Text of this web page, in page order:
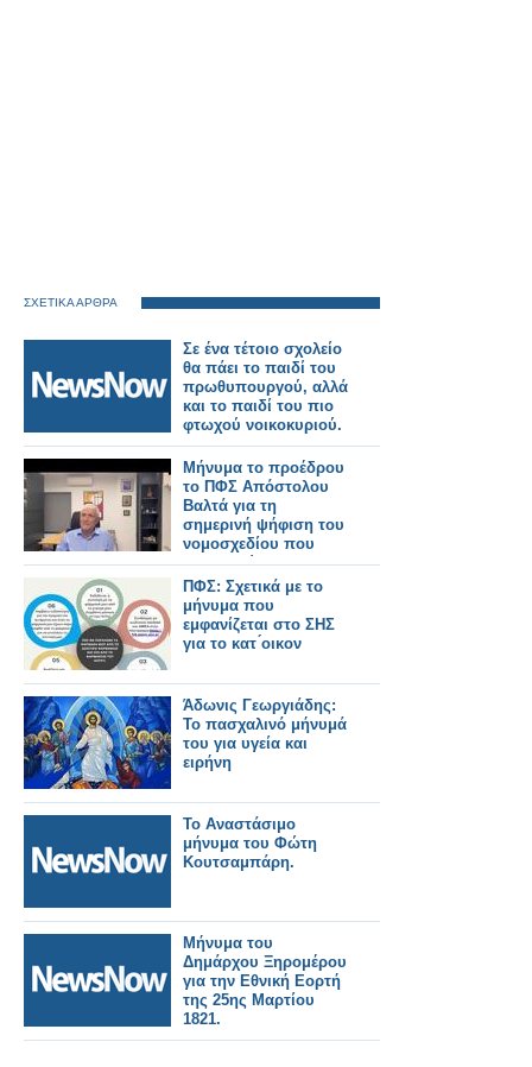
ΣΧΕΤΙΚΑ ΑΡΘΡΑ
Σε ένα τέτοιο σχολείο
θα πάει το παιδί του
πρωθυπουργού, αλλά
και το παιδί του πιο
φτωχού νοικοκυριού.
Μήνυμα το προέδρου
το ΠΦΣ Απόστολου
Βαλτά για τη
σημερινή ψήφιση του
νομοσχεδίου που
κατοχυρώνει τα
φαρμακεία μας
ΠΦΣ: Σχετικά με το
μήνυμα που
εμφανίζεται στο ΣΗΣ
για το κατ ́οικον
Άδωνις Γεωργιάδης:
Το πασχαλινό μήνυμά
του για υγεία και
ειρήνη
Το Αναστάσιμο
μήνυμα του Φώτη
Κουτσαμπάρη.
Μήνυμα του
Δημάρχου Ξηρομέρου
για την Εθνική Εορτή
της 25ης Μαρτίου
1821.